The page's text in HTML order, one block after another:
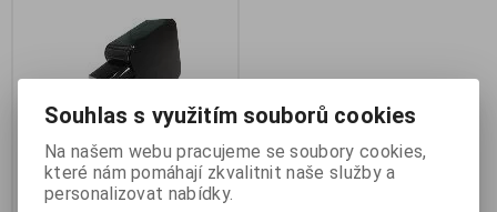
Asus orig. adaptér 65W PD 2P
Souhlas s využitím souborů cookies
Na našem webu pracujeme se soubory cookies,
které nám pomáhají zkvalitnit naše služby a
personalizovat nabídky.